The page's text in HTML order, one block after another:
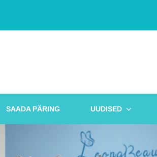
SAADA PÄRING UUDISED